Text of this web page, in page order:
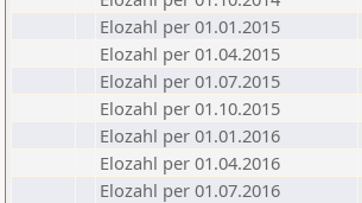
Elozahl per 01.01.2015
Elozahl per 01.04.2015
Elozahl per 01.07.2015
Elozahl per 01.10.2015
Elozahl per 01.01.2016
Elozahl per 01.04.2016
Elozahl per 01.07.2016